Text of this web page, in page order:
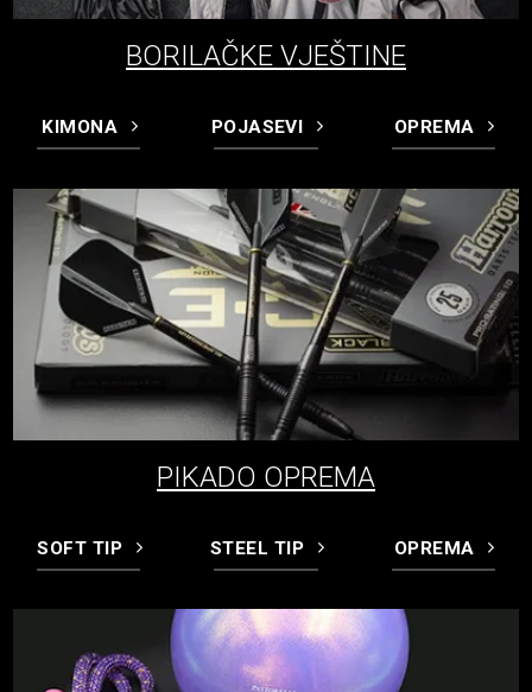
BORILAČKE VJEŠTINE
KIMONA POJASEVI OPREMA
PIKADO OPREMA
SOFT TIP STEEL TIP OPREMA